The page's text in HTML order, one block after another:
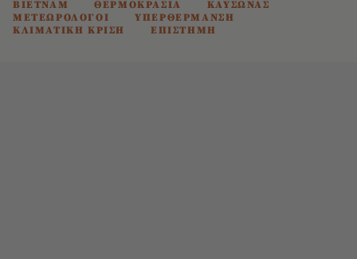
ΒΙΕΤΝΑΜ ΘΕΡΜΟΚΡΑΣΙΑ
ΚΑΥΣΩΝΑΣ
ΜΕΤΕΩΡΟΛΟΓΟΙ
ΥΠΕΡΘΕΡΜΑΝΣΗ
ΚΛΙΜΑΤΙΚΗ ΚΡΙΣΗ
ΕΠΙΣΤΗΜΗ